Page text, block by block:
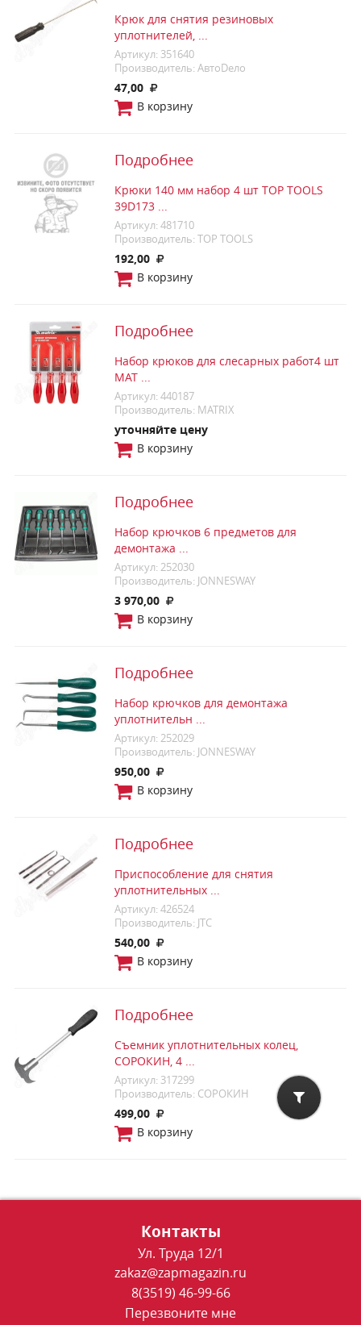
Крюк для снятия резиновых
уплотнителей, ...
Артикул: 351640
Производитель: АвтоDело
47,00
В корзину
Подробнее
Крюки 140 мм набор 4 шт TOP TOOLS
39D173 ...
Артикул: 481710
Производитель: TOP TOOLS
192,00
В корзину
Подробнее
Набор крюков для слесарных работ4 шт
MAT ...
Артикул: 440187
Производитель: MATRIX
уточняйте цену
В корзину
Подробнее
Набор крючков 6 предметов для
демонтажа ...
Артикул: 252030
Производитель: JONNESWAY
3 970,00
В корзину
Подробнее
Набор крючков для демонтажа
уплотнительн ...
Артикул: 252029
Производитель: JONNESWAY
950,00
В корзину
Подробнее
Приспособление для снятия
уплотнительных ...
Артикул: 426524
Производитель: JTC
540,00
В корзину
Подробнее
Съемник уплотнительных колец,
СОРОКИН, 4 ...
Артикул: 317299
Производитель: СОРОКИН
499,00
В корзину
Контакты
Ул. Труда 12/1
zakaz@zapmagazin.ru
8(3519) 46-99-66
Перезвоните мне